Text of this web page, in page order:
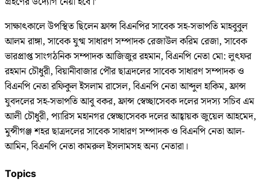
সাক্ষাৎকালে উপস্থিত ছিলেন ফ্রান্স বিএনপির সাবেক সহ-সভাপতি মাহবুবুল
আলম রাঙ্গা, সাবেক যুগ্ম সাধারণ সম্পাদক রেজাউল করিম রেজা, সাবেক
ভারপ্রাপ্ত সাংগঠনিক সম্পাদক আজিজুর রহমান, বিএনপি নেতা মো: লুৎফর
রহমান চৌধুরী, বিয়ানীবাজার পৌর ছাত্রদলের সাবেক সাধারণ সম্পাদক ও
বিএনপি নেতা রফিকুল ইসলাম রাসেল, বিএনপি নেতা আব্দুল হাকিম, ফ্রান্স
যুবদলের সহ-সভাপতি আবু বকর, ফ্রান্স স্বেচ্ছাসেবক দলের সদস্য সচিব এম
আলী চৌধুরী, প্যারিস মহানগর স্বেচ্ছাসেবক দলের আহ্বায়ক জুয়েল আহমেদ,
মুন্সীগঞ্জ শহর ছাত্রদলের সাবেক সাধারণ সম্পাদক ও বিএনপি নেতা আল-
আমিন, বিএনপি নেতা কামরুল ইসলামসহ অন্য নেতারা।
Topics